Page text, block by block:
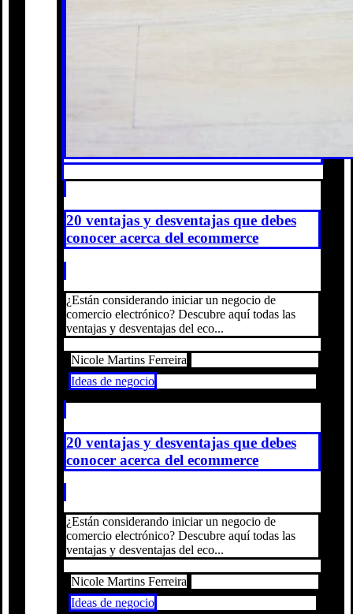
20 ventajas y desventajas que debes
conocer acerca del ecommerce
¿Están considerando iniciar un negocio de
comercio electrónico? Descubre aquí todas las
ventajas y desventajas del eco...
Nicole Martins Ferreira
Ideas de negocio
20 ventajas y desventajas que debes
conocer acerca del ecommerce
¿Están considerando iniciar un negocio de
comercio electrónico? Descubre aquí todas las
ventajas y desventajas del eco...
Nicole Martins Ferreira
Ideas de negocio